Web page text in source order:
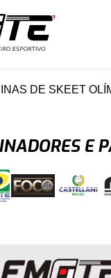
DE SKEET
E